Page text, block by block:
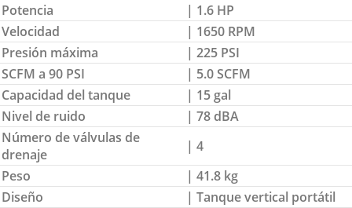
Potencia
| 1.6 HP
Velocidad
| 1650 RPM
Presión máxima
| 225 PSI
SCFM a 90 PSI
| 5.0 SCFM
Capacidad del tanque
| 15 gal
Nivel de ruido
| 78 dBA
Número de válvulas de
drenaje
| 4
Peso
| 41.8 kg
Diseño
| Tanque vertical portátil